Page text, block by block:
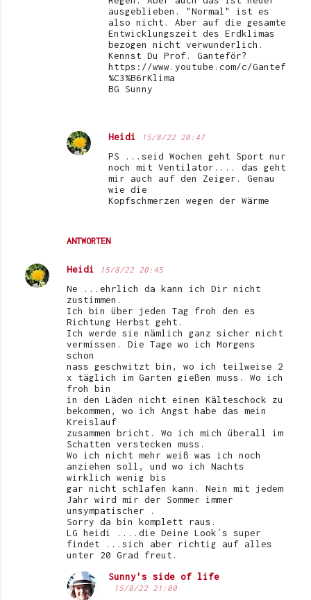
ANTWORTEN
ausgeblieben. "Normal" ist es
also nicht. Aber auf die gesamte
Entwicklungszeit des Erdklimas
bezogen nicht verwunderlich.
Kennst Du Prof. Ganteför?
https://www.youtube.com/c/Gantef
%C3%B6rKlima
BG Sunny
Heidi 15/8/22 20:47
PS ...seid Wochen geht Sport nur
noch mit Ventilator.... das geht
mir auch auf den Zeiger. Genau
wie die
Kopfschmerzen wegen der Wärme
Heidi 15/8/22 20:45
Ne ...ehrlich da kann ich Dir nicht
zustimmen.
Ich bin über jeden Tag froh den es
Richtung Herbst geht.
Ich werde sie nämlich ganz sicher nicht
vermissen. Die Tage wo ich Morgens
schon
nass geschwitzt bin, wo ich teilweise 2
x täglich im Garten gießen muss. Wo ich
froh bin
in den Läden nicht einen Kälteschock zu
bekommen, wo ich Angst habe das mein
Kreislauf
zusammen bricht. Wo ich mich überall im
Schatten verstecken muss.
Wo ich nicht mehr weiß was ich noch
anziehen soll, und wo ich Nachts
wirklich wenig bis
gar nicht schlafen kann. Nein mit jedem
Jahr wird mir der Sommer immer
unsympatischer .
Sorry da bin komplett raus.
LG heidi ....die Deine Look´s super
findet ...sich aber richtig auf alles
unter 20 Grad freut.
Sunny's side of life
15/8/22 21:00